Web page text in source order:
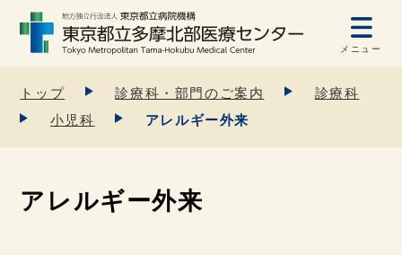
メニュー
トップ 診療科・部門のご案内
診療科
小児科
アレルギー外来
アレルギー外来